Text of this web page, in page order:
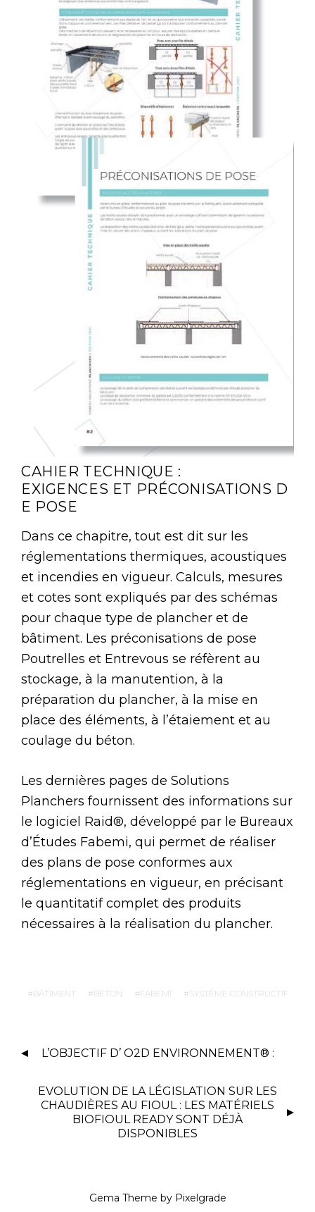
CAHIER TECHNIQUE :
EXIGENCES ET PRÉCONISATIONS D
E POSE
Dans ce chapitre, tout est dit sur les
réglementations thermiques, acoustiques
et incendies en vigueur. Calculs, mesures
et cotes sont expliqués par des schémas
pour chaque type de plancher et de
bâtiment. Les préconisations de pose
Poutrelles et Entrevous se réfèrent au
stockage, à la manutention, à la
préparation du plancher, à la mise en
place des éléments, à l’étaiement et au
coulage du béton.
Les dernières pages de Solutions
Planchers fournissent des informations sur
le logiciel Raid®, développé par le Bureaux
d’Études Fabemi, qui permet de réaliser
des plans de pose conformes aux
réglementations en vigueur, en précisant
le quantitatif complet des produits
nécessaires à la réalisation du plancher.
BÂTIMENT BÉTON FABEMI SYSTÈME CONSTRUCTIF
L’OBJECTIF D’ O2D ENVIRONNEMENT® :
EVOLUTION DE LA LÉGISLATION SUR LES
CHAUDIÈRES AU FIOUL : LES MATÉRIELS
BIOFIOUL READY SONT DÉJÀ
DISPONIBLES
Gema Theme by Pixelgrade